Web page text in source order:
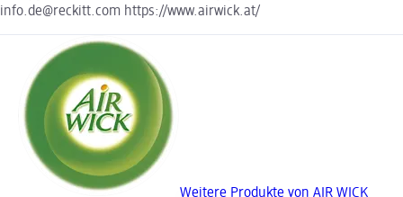
info.de@reckitt.com https://www.airwick.at/
Weitere Produkte von AIR WICK